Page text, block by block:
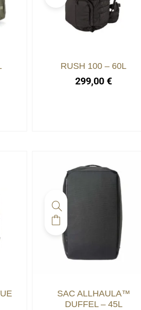
RUSH 100 – 60L
299,00€
SAC ALLHAULA™
DUFFEL – 45L